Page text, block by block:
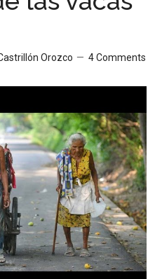
Orozco 4 Comments